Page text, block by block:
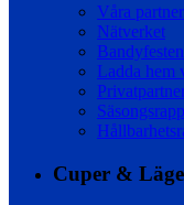
Våra
Nätverket
Ladda hem
Cuper &